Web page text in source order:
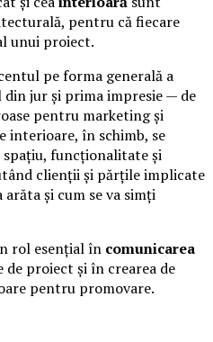
pentru că fiecare
unui proiect.
pe forma generală a
jur și prima impresie — de
pentru marketing și
interioare, în schimb, se
spațiu, funcționalitate și
clienții și părțile implicate
și cum se va simți
rol esențial în comunicarea
proiect și în crearea de
pentru promovare.